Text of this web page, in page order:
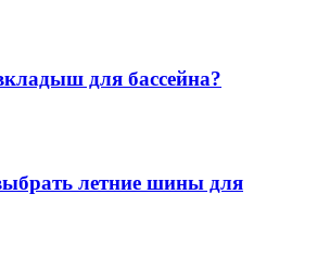
для бассейна?
летние шины для